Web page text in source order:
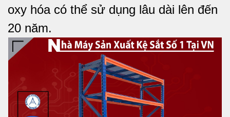
oxy hóa có thể sử dụng lâu dài lên đến
20 năm.